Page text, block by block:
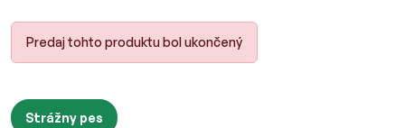
Predaj tohto produktu bol ukončený
Strážny pes